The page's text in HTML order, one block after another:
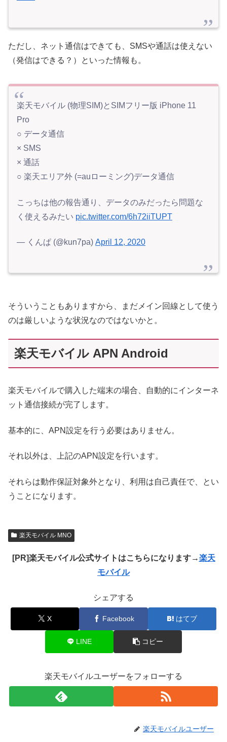
ただし、ネット通信はできても、SMSや通話は使えない
（発信はできる？）といった情報も。
楽天モバイル (物理SIM)とSIMフリー版 iPhone 11
Pro
○ データ通信
× SMS
× 通話
○ 楽天エリア外 (=auローミング)データ通信
こっちは他の報告通り、データのみだったら問題な
く使えるみたい pic.twitter.com/6h72iiTUPT
— くんぱ (@kun7pa) April 12, 2020
そういうこともありますから、まだメイン回線として使う
のは厳しいような状況なのではないかと。
楽天モバイル APN Android
楽天モバイルで購入した端末の場合、自動的にインターネ
ット通信接続が完了します。
基本的に、APN設定を行う必要はありません。
それ以外は、上記のAPN設定を行います。
それらは動作保証対象外となり、利用は自己責任で、とい
うことになります。
楽天モバイル MNO
[PR]楽天モバイル公式サイトはこちらになります→楽天
モバイル
シェアする
X Facebook はてブ
LINE コピー
楽天モバイルユーザーをフォローする
楽天モバイルユーザー